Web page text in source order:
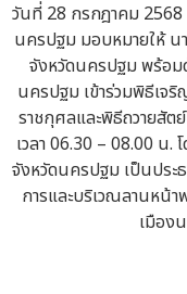
วันที่ 28 กรกฎาคม
นครปฐม มอบหมายให้ น
จังหวัดนครปฐม พร้อม
นครปฐม เข้าร่วมพิธีเจ
ราชกุศลและพิธีถวายสั
เวลา 06.30 – 08.00 น.
จังหวัดนครปฐม เป็นปร
การและบริเวณลานหน้า
เมือง